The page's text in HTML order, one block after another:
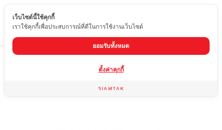
TH
หินทราย หินทรายหน้าธรรมชาติ
เว็บไซต์นี้ใช้คุกกี้
เราใช้คุกกี้เพื่อประสบการณ์ที่ดีในการใช้งานเว็บไซต์
ยอมรับทั้งหมด
ตั้งค่าคุกกี้